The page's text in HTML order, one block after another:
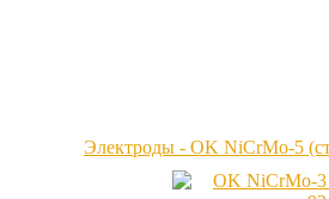
Электроды - OK NiCrMo-5